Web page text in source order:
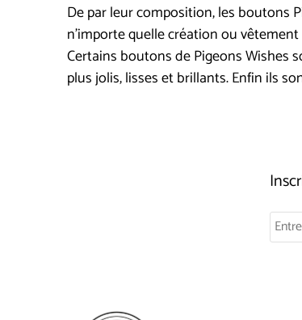
De par leur composition, les boutons
n'importe quelle création ou
Certains boutons de Pigeons Wishes
plus jolis, lisses et brillants. Enfin ils